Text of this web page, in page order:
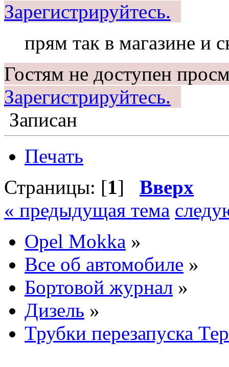
Зарегистрируйтесь.
прям так в магазине и
Гостям не доступен
Зарегистрируйтесь.
Записан
Печать
Страницы: [1] Вверх
« предыдущая тема
Opel Mokka »
Все об автомобиле »
Бортовой журнал »
Дизель »
Трубки перезапуска